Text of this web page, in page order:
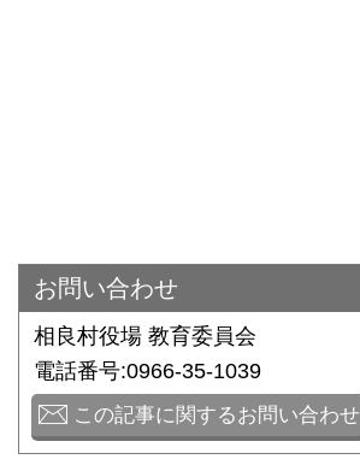
お問い合わせ
相良村役場 教育委員会
電話番号:0966-35-1039
この記事に関するお問い合わせ